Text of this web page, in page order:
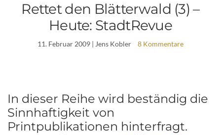
Rettet den Blätterwald (3) –
Heute: StadtRevue
11. Februar 2009 | Jens Kobler 8 Kommentare
In dieser Reihe wird beständig die
Sinnhaftigkeit von
Printpublikationen hinterfragt.